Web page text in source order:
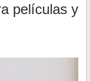
películas y